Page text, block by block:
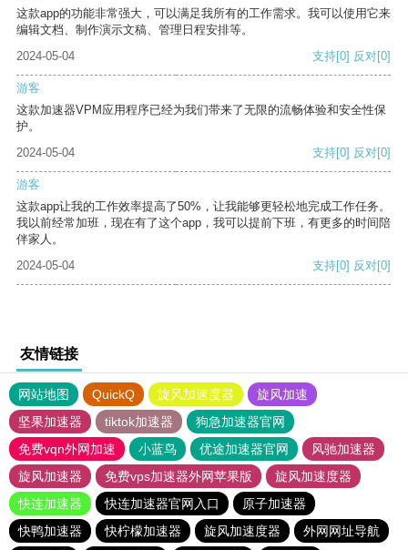
这款app的功能非常强大，可以满足我所有的工作需求。我可以使用它来
编辑文档、制作演示文稿、管理日程安排等。
2024-05-04
支持[0] 反对[0]
游客
这款加速器VPM应用程序已经为我们带来了无限的流畅体验和安全性保
护。
2024-05-04
支持[0] 反对[0]
游客
这款app让我的工作效率提高了50%，让我能够更轻松地完成工作任务。
我以前经常加班，现在有了这个app，我可以提前下班，有更多的时间陪
伴家人。
2024-05-04
支持[0] 反对[0]
友情链接
网站地图 QuickQ 旋风加速度器
旋风加速
坚果加速器
tiktok加速器
狗急加速器官网
免费vqn外网加速
小蓝鸟 优途加速器官网
风驰加速器
旋风加速器
免费vps加速器外网苹果版
旋风加速度器
快连加速器
快连加速器官网入口
原子加速器
快鸭加速器
快柠檬加速器 旋风加速度器
外网网址导航